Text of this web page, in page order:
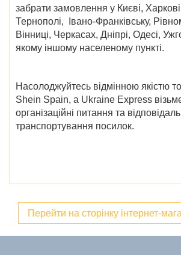
забрати замовлення у Києві,
Тернополі, Івано-Франківську,
Вінниці, Черкасах, Дніпрі, Одесі,
якому іншому населеному пункті.
Насолоджуйтесь відмінною якістю
Shein Spain, а Ukraine Express
організаційні питання та
транспортування посилок.
Перейти на сторінку інтернет-